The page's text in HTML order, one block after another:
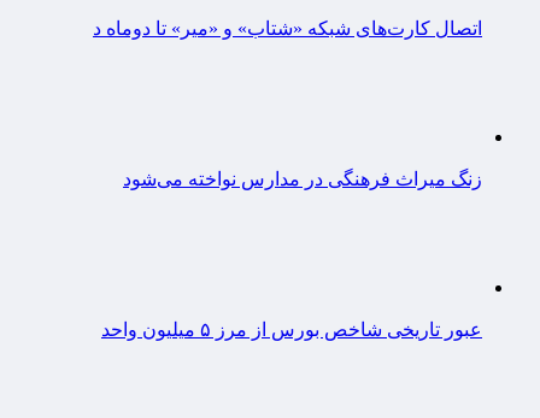
اتصال کارت‌های شبکه «شتاب» و «میر» تا دوماه د
زنگ میراث فرهنگی در مدارس نواخته می‌شود
عبور تاریخی شاخص بورس از مرز ۵ میلیون واحد